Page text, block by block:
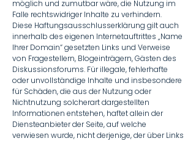
möglich und zumutbar wäre, die Nutzung im
Falle rechtswidriger Inhalte zu verhindern.
Diese Haftungsausschlusserklärung gilt auch
innerhalb des eigenen Internetauftrittes „Name
Ihrer Domain“ gesetzten Links und Verweise
von Fragestellern, Blogeinträgern, Gästen des
Diskussionsforums. Für illegale, fehlerhafte
oder unvollständige Inhalte und insbesondere
für Schäden, die aus der Nutzung oder
Nichtnutzung solcherart dargestellten
Informationen entstehen, haftet allein der
Diensteanbieter der Seite, auf welche
verwiesen wurde, nicht derjenige, der über Links